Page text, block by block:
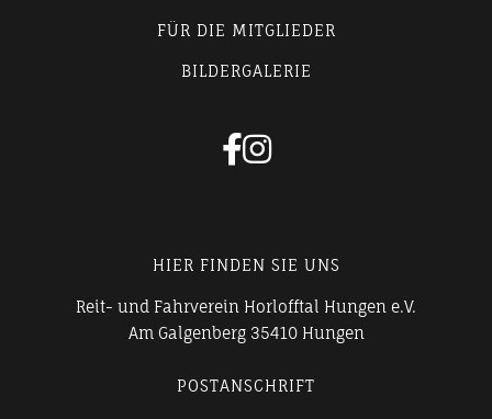
FÜR DIE MITGLIEDER
BILDERGALERIE

HIER FINDEN SIE UNS
Reit- und Fahrverein Horlofftal Hungen e.V.
Am Galgenberg 35410 Hungen
POSTANSCHRIFT